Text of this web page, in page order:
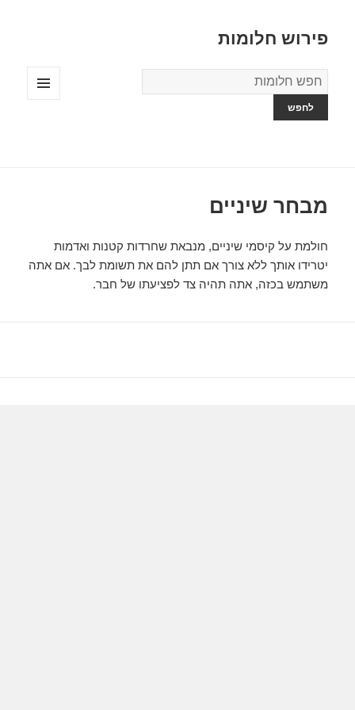
פירוש חלומות
מילון
החלומות
מבחר שיניים
חולמת על קיסמי שיניים, מנבאת שחרדות קטנות ואדמות
יטרידו אותך ללא צורך אם תתן להם את תשומת לבך. אם אתה
משתמש בכזה, אתה תהיה צד לפציעתו של חבר.